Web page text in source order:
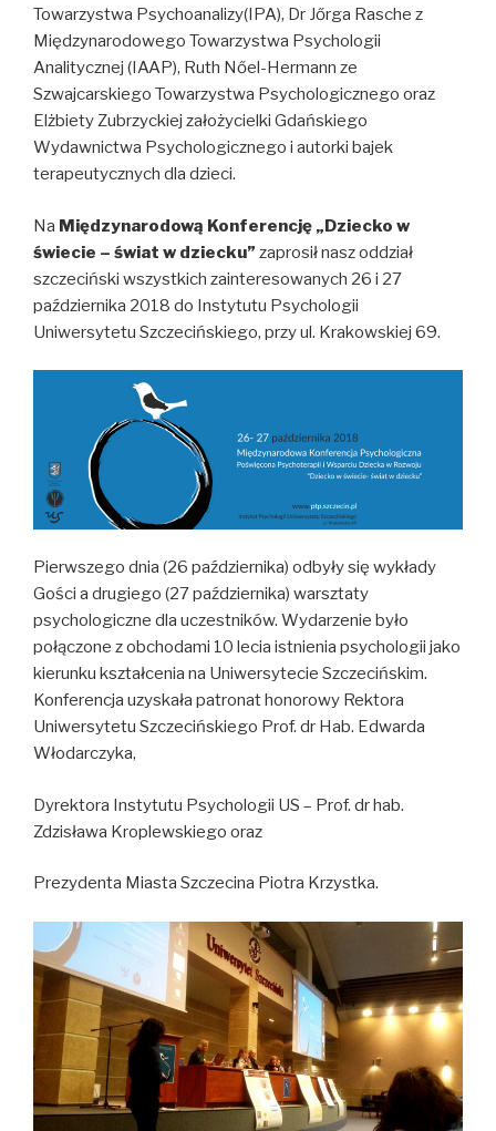
Towarzystwa Psychoanalizy(IPA), Dr Jőrga Rasche z
Międzynarodowego Towarzystwa Psychologii
Analitycznej (IAAP), Ruth Nőel-Hermann ze
Szwajcarskiego Towarzystwa Psychologicznego oraz
Elżbiety Zubrzyckiej założycielki Gdańskiego
Wydawnictwa Psychologicznego i autorki bajek
terapeutycznych dla dzieci.
Na Międzynarodową Konferencję „Dziecko w
świecie – świat w dziecku” zaprosił nasz oddział
szczeciński wszystkich zainteresowanych 26 i 27
października 2018 do Instytutu Psychologii
Uniwersytetu Szczecińskiego, przy ul. Krakowskiej 69.
Pierwszego dnia (26 października) odbyły się wykłady
Gości a drugiego (27 października) warsztaty
psychologiczne dla uczestników. Wydarzenie było
połączone z obchodami 10 lecia istnienia psychologii jako
kierunku kształcenia na Uniwersytecie Szczecińskim.
Konferencja uzyskała patronat honorowy Rektora
Uniwersytetu Szczecińskiego Prof. dr Hab. Edwarda
Włodarczyka,
Dyrektora Instytutu Psychologii US – Prof. dr hab.
Zdzisława Kroplewskiego oraz
Prezydenta Miasta Szczecina Piotra Krzystka.